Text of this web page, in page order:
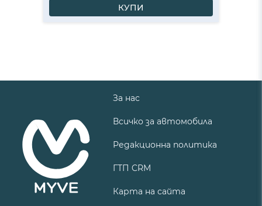
КУПИ
За нас
Всичко за автомобила
Редакционна политика
ГТП CRM
Карта на сайта